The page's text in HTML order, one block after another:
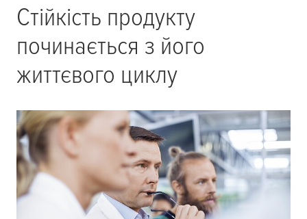
Стійкість продукту
починається з його
життєвого циклу